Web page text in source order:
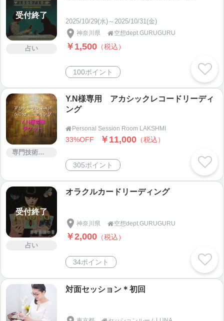
受付終了
占い
2025/10/29(水)～2025/10/31(金)
神奈川県 空想dept.GURUGURU
￥1,500 （税込）
100ポイント
専門技術サービス
Y.N様専用 アカシックレコードリーディ
ング
Personal Session Room LAKSHMI
33%OFF ￥11,000 （税込）
305ポイント
受付終了
占い
オラクルカードリーディング
神奈川県 空想dept.GURUGURU
￥2,000 （税込）
34ポイント
対面セッション＊初回